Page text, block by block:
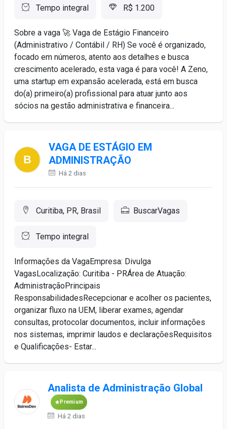
Tempo integral R$ 1.200
Sobre a vaga 🚀 Vaga de Estágio Financeiro
(Administrativo / Contábil / RH) Se você é organizado,
focado em números, atento aos detalhes e busca
crescimento acelerado, esta vaga é para você! A Zeno,
uma startup em expansão acelerada, está em busca
do(a) primeiro(a) profissional para atuar junto aos
sócios na gestão administrativa e financeira...
VAGA DE ESTÁGIO EM
ADMINISTRAÇÃO
Há 2 dias
Curitiba, PR, Brasil BuscarVagas
Tempo integral
Informações da VagaEmpresa: Divulga
VagasLocalização: Curitiba - PRÁrea de Atuação:
AdministraçãoPrincipais
ResponsabilidadesRecepcionar e acolher os pacientes,
organizar fluxo na UEM, liberar exames, agendar
consultas, protocolar documentos, incluir informações
nos sistemas, imprimir laudos e declaraçõesRequisitos
e Qualificações- Estar...
Analista de Administração Global
Premium
Há 2 dias